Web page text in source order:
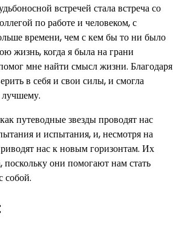
встречей стала встреча со
по работе и человеком, с
времени, чем с кем бы то ни было
жизнь, когда я была на грани
мне найти смысл жизни. Благодаря
в себя и свои силы, и смогла
путеводные звезды проводят нас
и испытания, и, несмотря на
нас к новым горизонтам. Их
поскольку они помогают нам стать
собой.